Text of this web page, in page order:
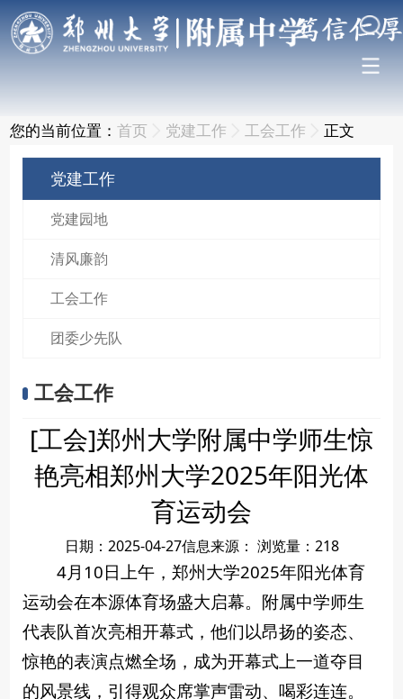
您的当前位置：首页 党建工作 工会工作 正文
党建工作
党建园地
清风廉韵
工会工作
团委少先队
工会工作
[工会]郑州大学附属中学师生惊
艳亮相郑州大学2025年阳光体
育运动会
日期：2025-04-27信息来源： 浏览量： 218
4月10日上午，郑州大学2025年阳光体育
运动会在本源体育场盛大启幕。附属中学师生
代表队首次亮相开幕式，他们以昂扬的姿态、
惊艳的表演点燃全场，成为开幕式上一道夺目
的风景线，引得观众席掌声雷动、喝彩连连。